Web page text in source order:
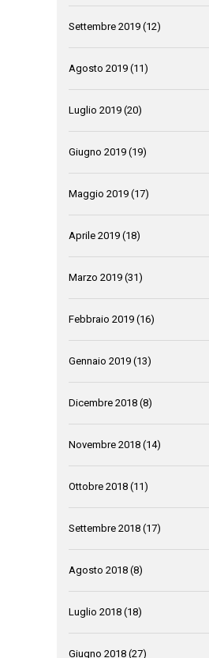
Settembre 2019 (12)
Agosto 2019 (11)
Luglio 2019 (20)
Giugno 2019 (19)
Maggio 2019 (17)
Aprile 2019 (18)
Marzo 2019 (31)
Febbraio 2019 (16)
Gennaio 2019 (13)
Dicembre 2018 (8)
Novembre 2018 (14)
Ottobre 2018 (11)
Settembre 2018 (17)
Agosto 2018 (8)
Luglio 2018 (18)
Giugno 2018 (27)